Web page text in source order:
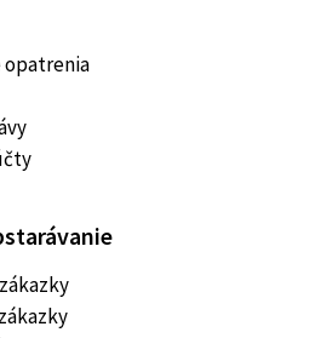
opatrenia